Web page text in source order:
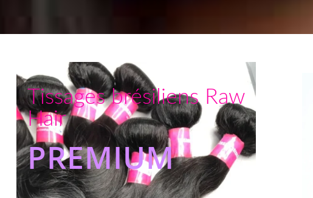
Tissages brésiliens Raw
Hair
PREMIUM